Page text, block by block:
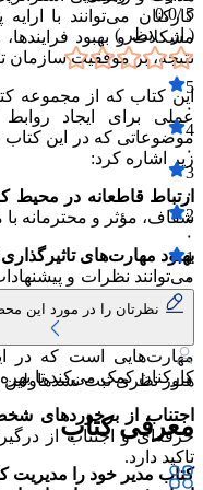
کارکنان می‌توانند با
مشکلات و بهبود
نتیجه، بر موفقیت سازمان
این کتاب که از مجموعه
عملی برای ایجاد
موضوعاتی که در این کتاب
زیر اشاره کرد:
ارتباط قاطعانه در محیط
شفاف، مؤثر و محترمانه با
بهبود مهارت‌های تاثیرگذاری
می‌توانند نظرات و
مدیر قابل قبول و مؤثر باشد.
:
مهارت‌هایی است که در
کارکنان کمک می‌کند تا
اجتناب از برخوردهای
حرفه‌ای و اجتناب از
تاکید دارد.
5 /
0.0
( از ۰ نظر )
5
۰
4
۰
3
۰
2
۰
1
۰
نظرتان را در مورد این
هنوز نظری ثبت نشده
معرفی کتاب
کتاب مدیر خود را مدیریت